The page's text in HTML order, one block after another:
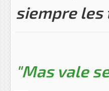
siempre les
"Mas vale